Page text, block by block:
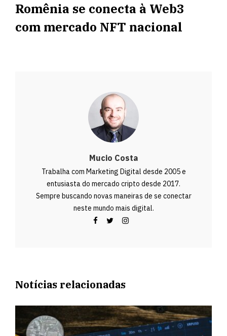
Romênia se conecta à Web3
com mercado NFT nacional
Mucio Costa
Trabalha com Marketing Digital desde 2005 e
entusiasta do mercado cripto desde 2017.
Sempre buscando novas maneiras de se conectar
neste mundo mais digital.
Notícias relacionadas